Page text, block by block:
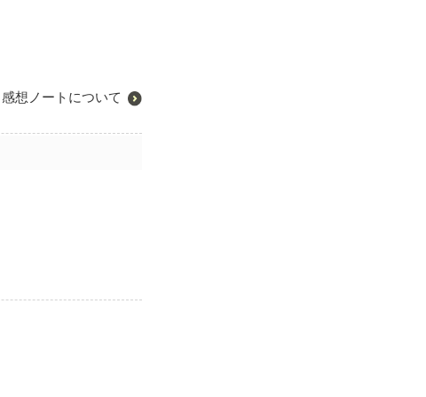
感想ノートについて